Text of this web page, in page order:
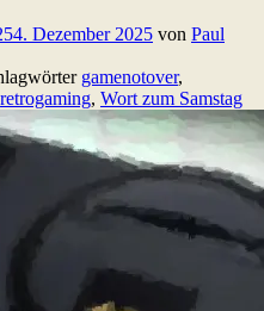
4. Dezember 2025 von Paul
gamenotover,
retrogaming, Wort zum Samstag